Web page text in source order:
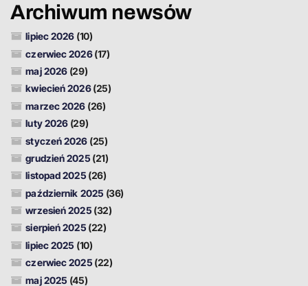
Archiwum newsów
lipiec 2026 (10)
czerwiec 2026(17)
maj 2026 (29)
kwiecień 2026(25)
marzec 2026 (26)
luty 2026 (29)
styczeń 2026 (25)
grudzień 2025 (21)
listopad 2025 (26)
październik 2025 (36)
wrzesień 2025 (32)
sierpień 2025 (22)
lipiec 2025 (10)
czerwiec 2025 (22)
maj 2025 (45)